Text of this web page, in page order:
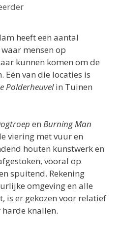
heeft een aantal
mensen op
kunnen komen om de
Eén van die locaties is
Polderheuvelin Tuinen
en Burning Man
viering met vuur en
houten kunstwerk en
vooral op
spuitend. Rekening
omgeving en alle
is er gekozen voor relatief
knallen.